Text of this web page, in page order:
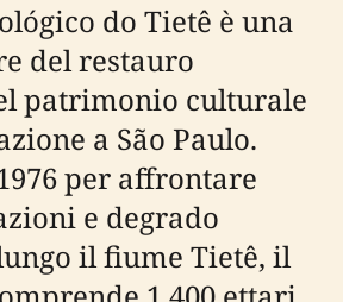
do Tietê è una
del restauro
patrimonio culturale
a São Paulo.
per affrontare
e degrado
il fiume Tietê, il